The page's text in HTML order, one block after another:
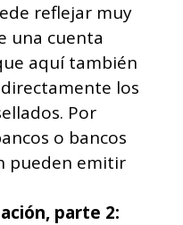
reflejar muy
una cuenta
aquí también
los
Por
o bancos
pueden emitir
parte 2: